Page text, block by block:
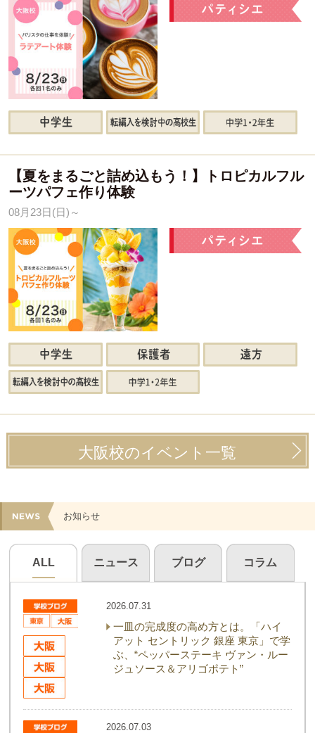
【夏をまるごと詰め込もう！】トロピカルフル
ーツパフェ作り体験
08月23日(日)～
大阪校のイベント一覧
お知らせ
ALL ニュース ブログ コラム
2026.07.31
一皿の完成度の高め方とは。「ハイ
アット セントリック 銀座 東京」で学
ぶ、“ペッパーステーキ ヴァン・ルー
ジュソース＆アリゴポテト”
2026.07.03